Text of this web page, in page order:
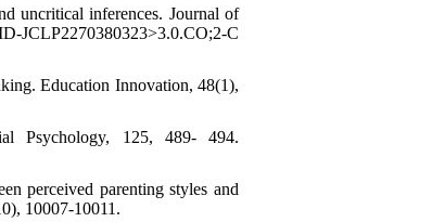
uncritical inferences. Journal of
JCLP2270380323>3.0.CO;2-C
Education Innovation, 48(1),
Psychology, 125, 489- 494.
perceived parenting styles and
10007-10011.